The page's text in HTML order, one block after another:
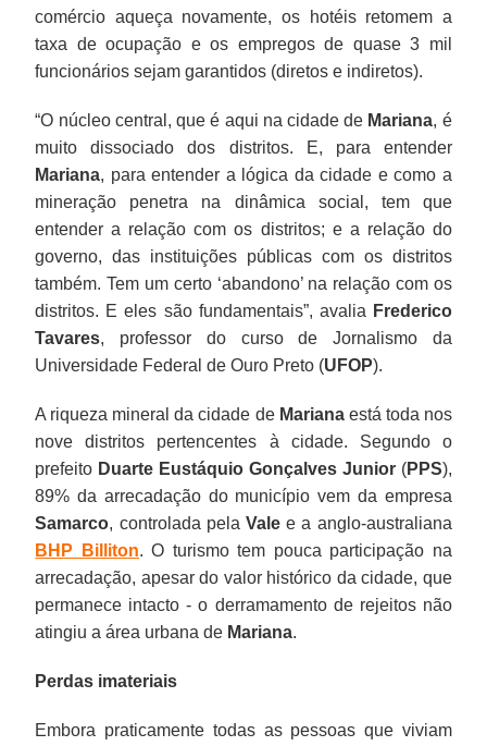
comércio aqueça novamente, os hotéis retomem a
taxa de ocupação e os empregos de quase 3 mil
funcionários sejam garantidos (diretos e indiretos).
“O núcleo central, que é aqui na cidade de Mariana, é
muito dissociado dos distritos. E, para entender
Mariana, para entender a lógica da cidade e como a
mineração penetra na dinâmica social, tem que
entender a relação com os distritos; e a relação do
governo, das instituições públicas com os distritos
também. Tem um certo ‘abandono’ na relação com os
distritos. E eles são fundamentais”, avalia Frederico
Tavares, professor do curso de Jornalismo da
Universidade Federal de Ouro Preto (UFOP).
A riqueza mineral da cidade de Marianaestá toda nos
nove distritos pertencentes à cidade. Segundo o
prefeito Duarte Eustáquio Gonçalves Junior(PPS),
89% da arrecadação do município vem da empresa
Samarco, controlada pela Vale e a anglo-australiana
BHP Billiton. O turismo tem pouca participação na
arrecadação, apesar do valor histórico da cidade, que
permanece intacto - o derramamento de rejeitos não
atingiu a área urbana de Mariana.
Perdas imateriais
Embora praticamente todas as pessoas que viviam